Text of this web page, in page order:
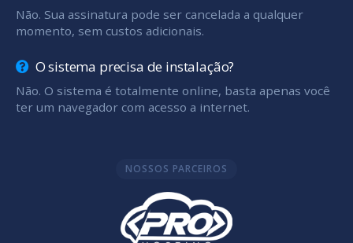
Não. Sua assinatura pode ser cancelada a qualquer
momento, sem custos adicionais.
O sistema precisa de instalação?
Não. O sistema é totalmente online, basta apenas você
ter um navegador com acesso a internet.
NOSSOS PARCEIROS